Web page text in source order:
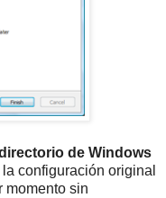
de Windows
configuración original
momento sin